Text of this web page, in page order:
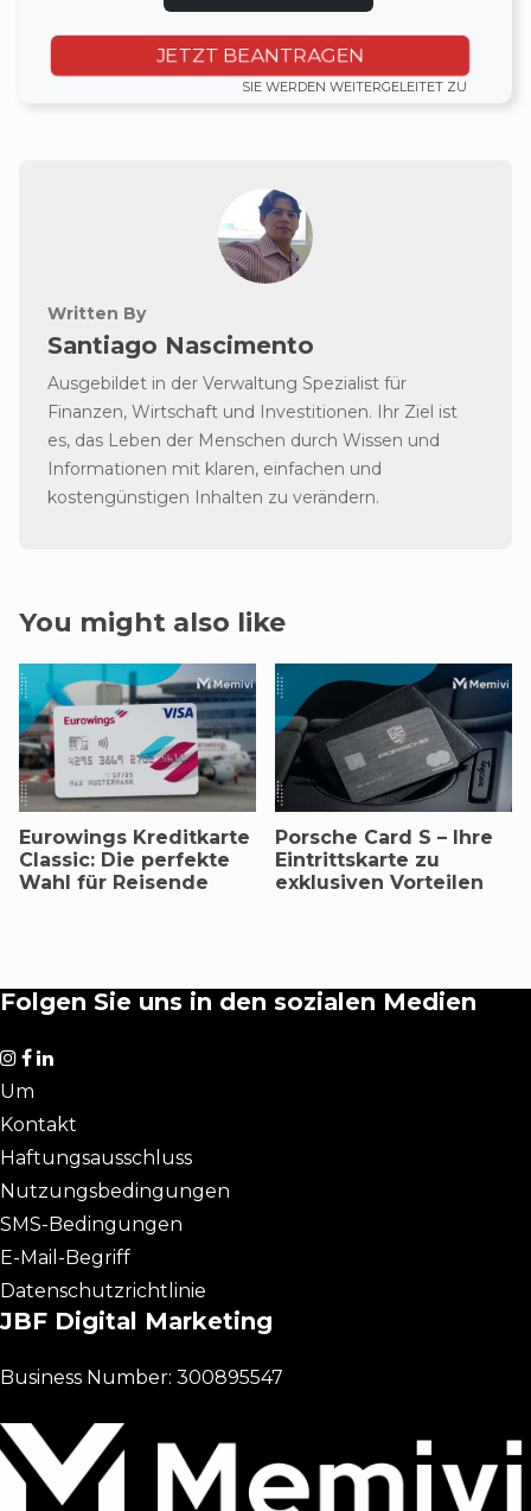
JETZT BEANTRAGEN
SIE WERDEN WEITERGELEITET ZU
Written By
Santiago Nascimento
Ausgebildet in der Verwaltung Spezialist für
Finanzen, Wirtschaft und Investitionen. Ihr Ziel ist
es, das Leben der Menschen durch Wissen und
Informationen mit klaren, einfachen und
kostengünstigen Inhalten zu verändern.
You might also like
Eurowings Kreditkarte
Classic: Die perfekte
Wahl für Reisende
Porsche Card S – Ihre
Eintrittskarte zu
exklusiven Vorteilen
Folgen Sie uns in den sozialen Medien
Um
Kontakt
Haftungsausschluss
Nutzungsbedingungen
SMS-Bedingungen
E-Mail-Begriff
Datenschutzrichtlinie
JBF Digital Marketing
Business Number: 300895547